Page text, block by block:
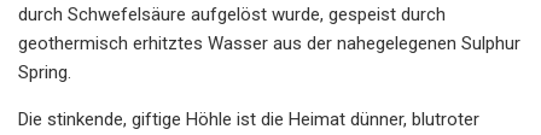
durch Schwefelsäure aufgelöst wurde, gespeist durch
geothermisch erhitztes Wasser aus der nahegelegenen Sulphur
Spring.
Die stinkende, giftige Höhle ist die Heimat dünner, blutroter